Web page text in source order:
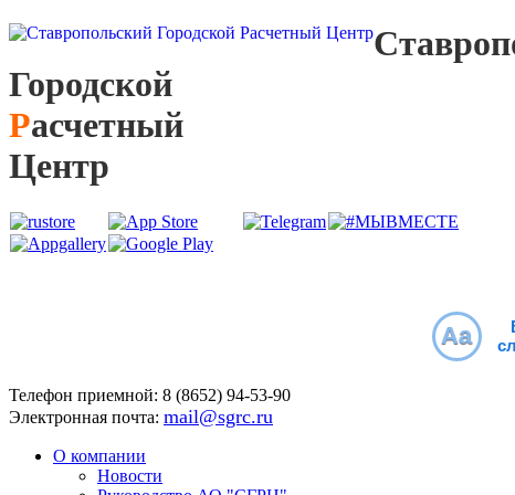
С
Городской
Расчетный
Центр
Aa
Телефон приемной: 8 (8652) 94-53-90
Электронная почта: mail@sgrc.ru
О компании
Новости